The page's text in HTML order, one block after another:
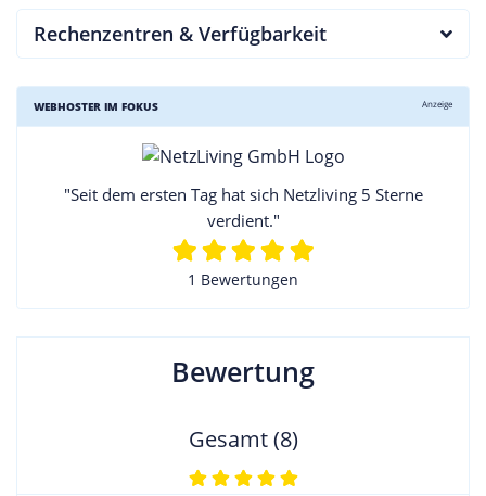
Rechenzentren & Verfügbarkeit
WEBHOSTER IM FOKUS Anzeige
"Seit dem ersten Tag hat sich Netzliving 5 Sterne
verdient."
1 Bewertungen
Bewertung
Gesamt (8)